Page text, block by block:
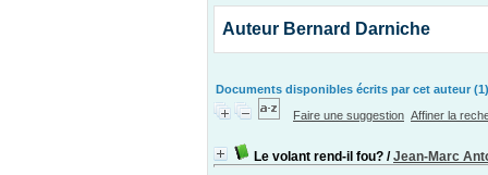
Auteur Bernard Darniche
Documents disponibles écrits par cet auteur (1)
Faire une suggestion Affiner la
Le volant rend-il fou? /Jean-Marc